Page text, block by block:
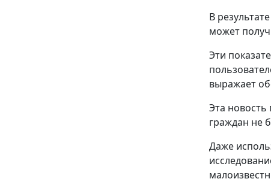
В
может
Эти
выражает
Эта новость
граждан не
Даже